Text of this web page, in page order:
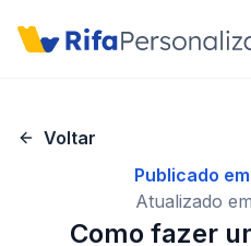
Voltar
Publicado em
Atualizado em
Como fazer